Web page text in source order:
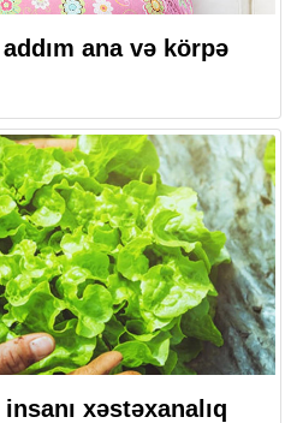
ana və körpə
xəstəxanalıq